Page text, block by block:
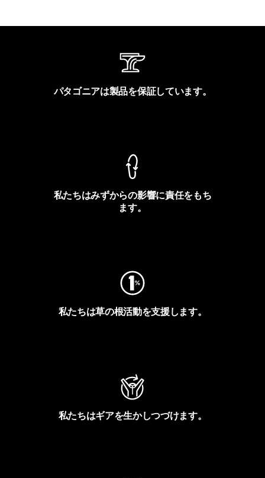
パタゴニアは製品を保証しています。
私たちはみずからの影響に責任をもち
ます。
私たちは草の根活動を支援します。
私たちはギアを生かしつづけます。